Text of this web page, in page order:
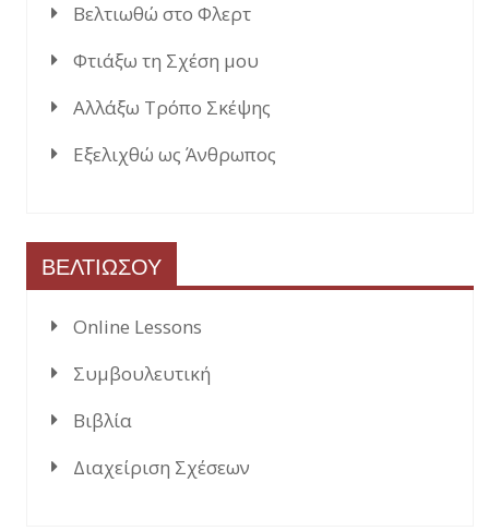
Βελτιωθώ στο Φλερτ
Φτιάξω τη Σχέση μου
Αλλάξω Τρόπο Σκέψης
Εξελιχθώ ως Άνθρωπος
ΒΕΛΤΙΩΣΟΥ
Online Lessons
Συμβουλευτική
Βιβλία
Διαχείριση Σχέσεων